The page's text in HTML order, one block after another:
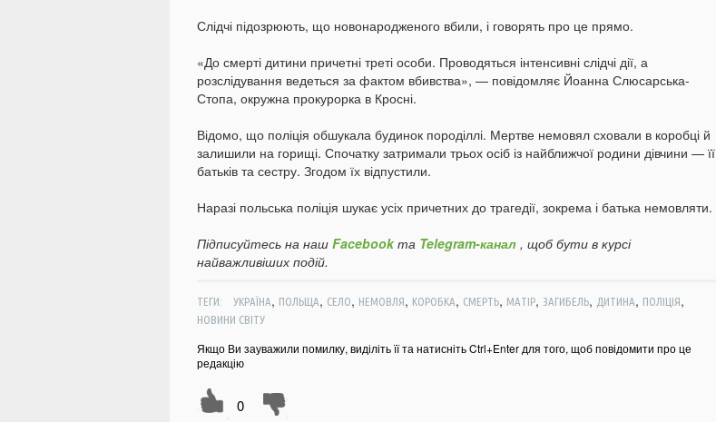
Слідчі підозрюють, що новонародженого вбили, і говорять про це прямо.
«До смерті дитини причетні треті особи. Проводяться інтенсивні слідчі дії, а
розслідування ведеться за фактом вбивства», — повідомляє Йоанна Слюсарська-
Стопа, окружна прокурорка в Кросні.
Відомо, що поліція обшукала будинок породіллі. Мертве немовял сховали в коробці й
залишили на горищі. Спочатку затримали трьох осіб із найближчої родини дівчини — її
батьків та сестру. Згодом їх відпустили.
Наразі польська поліція шукає усіх причетних до трагедії, зокрема і батька немовляти.
Підписуйтесь на наш Facebookта Telegram-канал , щоб бути в курсі
найважливіших подій.
ТЕГИ: УКРАЇНА, ПОЛЬЩА, СЕЛО, НЕМОВЛЯ, КОРОБКА, СМЕРТЬ, МАТІР, ЗАГИБЕЛЬ, ДИТИНА, ПОЛІЦІЯ,
НОВИНИ СВІТУ
Якщо Ви зауважили помилку, виділіть її та натисніть Ctrl+Enter для того, щоб повідомити про це
редакцію
0